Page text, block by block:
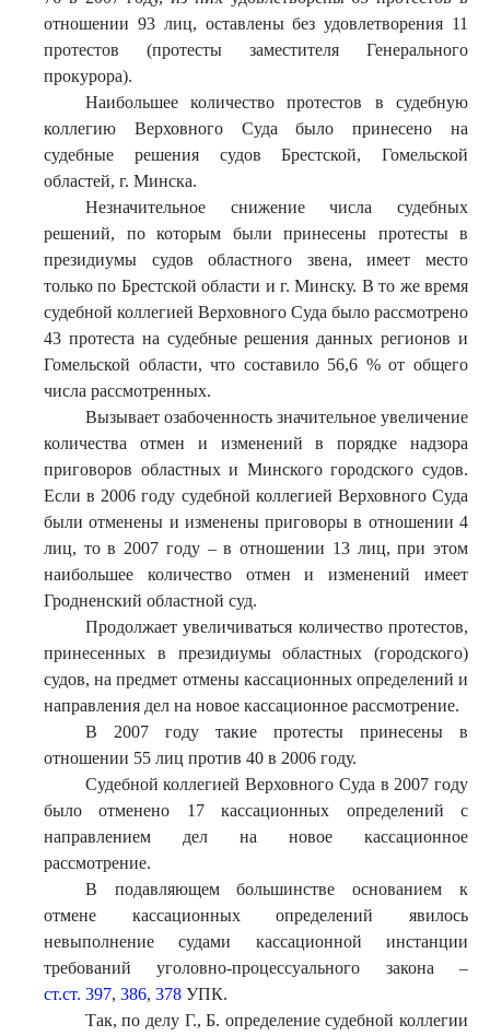
отношении 93 лиц, оставлены без удовлетворения 11
протестов (протесты заместителя Генерального
прокурора).
Наибольшее количество протестов в судебную
коллегию Верховного Суда было принесено на
судебные решения судов Брестской, Гомельской
областей, г. Минска.
Незначительное снижение числа судебных
решений, по которым были принесены протесты в
президиумы судов областного звена, имеет место
только по Брестской области и г. Минску. В то же время
судебной коллегией Верховного Суда было рассмотрено
43 протеста на судебные решения данных регионов и
Гомельской области, что составило 56,6 % от общего
числа рассмотренных.
Вызывает озабоченность значительное увеличение
количества отмен и изменений в порядке надзора
приговоров областных и Минского городского судов.
Если в 2006 году судебной коллегией Верховного Суда
были отменены и изменены приговоры в отношении 4
лиц, то в 2007 году – в отношении 13 лиц, при этом
наибольшее количество отмен и изменений имеет
Гродненский областной суд.
Продолжает увеличиваться количество протестов,
принесенных в президиумы областных (городского)
судов, на предмет отмены кассационных определений и
направления дел на новое кассационное рассмотрение.
В 2007 году такие протесты принесены в
отношении 55 лиц против 40 в 2006 году.
Судебной коллегией Верховного Суда в 2007 году
было отменено 17 кассационных определений с
направлением дел на новое кассационное
рассмотрение.
В подавляющем большинстве основанием к
отмене кассационных определений явилось
невыполнение судами кассационной инстанции
требований уголовно-процессуального закона –
ст.ст. 397, 386, 378 УПК.
Так, по делу Г., Б. определение судебной коллегии